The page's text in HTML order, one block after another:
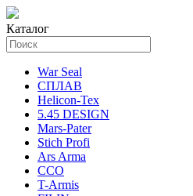
Каталог
War Seal
СПЛАВ
Helicon-Tex
5.45 DESIGN
Mars-Pater
Stich Profi
Ars Arma
ССО
T-Armis